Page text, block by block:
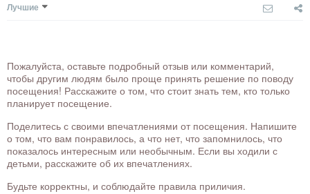
Лучшие
Пожалуйста, оставьте подробный отзыв или комментарий,
чтобы другим людям было проще принять решение по поводу
посещения! Расскажите о том, что стоит знать тем, кто только
планирует посещение.
Поделитесь с своими впечатлениями от посещения. Напишите
о том, что вам понравилось, а что нет, что запомнилось, что
показалось интересным или необычным. Если вы ходили с
детьми, расскажите об их впечатлениях.
Будьте корректны, и соблюдайте правила приличия.